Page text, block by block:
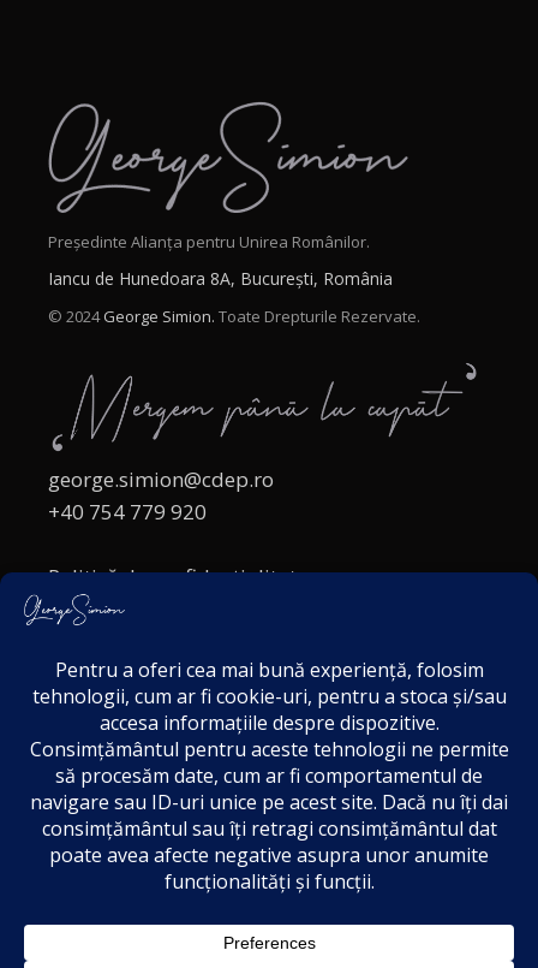
Președinte Alianța pentru Unirea Românilor.
Iancu de Hunedoara 8A, București, România
© 2024George Simion. Toate Drepturile Rezervate.
george.simion@cdep.ro
+40 754 779 920
Politică de confidențialitate
Politica cookies
Acordul de markting
Disclaimer